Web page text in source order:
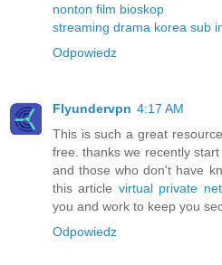
nonton film bioskop
streaming drama korea sub
Odpowiedz
Flyundervpn 4:17 AM
This is such a great
free. thanks we recently
and those who don't have
this article virtual private
you and work to keep you
Odpowiedz